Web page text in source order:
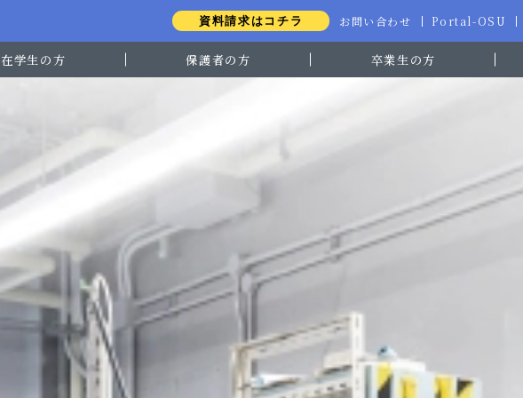
資料請求はコチラ お問い合わせ Portal-OSU
在学生の方 保護者の方 卒業生の方